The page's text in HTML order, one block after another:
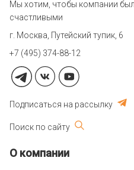
Мы хотим, чтобы компании
счастливыми
г. Москва, Путейский тупик, 6
+7 (495) 374-88-12
Подписаться на рассылку
Поиск по сайту
О компании